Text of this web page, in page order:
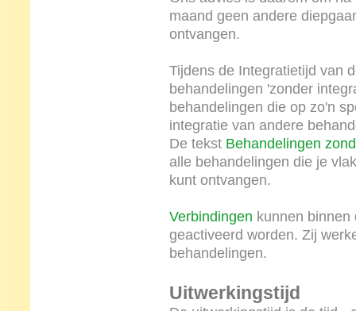
maand geen andere
ontvangen.
Tijdens de Integratietijd van
behandelingen 'zonder
behandelingen die op zo'n
integratie van andere
De tekst Behandelingen
alle behandelingen die je
kunt ontvangen.
Verbindingen kunnen
geactiveerd worden. Zij
behandelingen.
Uitwerkingstijd